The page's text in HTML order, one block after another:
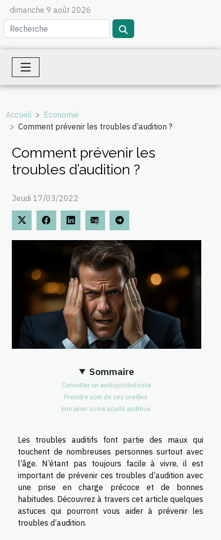
dimanche 9 août 2026
Accueil
Economie
Comment prévenir les troubles d’audition ?
Comment prévenir les
troubles d’audition ?
Jeudi 17/03/2022
Sommaire
Consulter un audioprothésiste
Prendre soin de ses oreilles
Entraîner votre acuité auditive
Les troubles auditifs font partie des maux qui
touchent de nombreuses personnes surtout avec
l’âge. N’étant pas toujours facile à vivre, il est
important de prévenir ces troubles d’audition avec
une prise en charge précoce et de bonnes
habitudes. Découvrez à travers cet article quelques
astuces qui pourront vous aider à prévenir les
troubles d’audition.